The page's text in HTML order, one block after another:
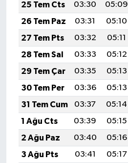
25 Tem Cts
03:30 05:09
26 Tem Paz
03:31 05:10
27 Tem Pts
03:32 05:11
28 Tem Sal
03:33 05:12
29 Tem Çar
03:35 05:13
30 Tem Per
03:36 05:13
31 Tem Cum
03:37 05:14
1 Ağu Cts
03:39 05:15
2 Ağu Paz
03:40 05:16
3 Ağu Pts
03:41 05:17